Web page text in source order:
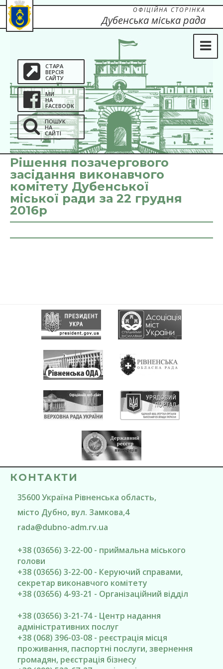
СТАРА
ВЕРСІЯ
САЙТУ
МИ
НА
FACEBOOK
ПОШУК
НА
САЙТІ
ОФІЦІЙНА СТОРІНКА
Дубенська міська рада
Рішення позачергового
засідання виконавчого
комітету Дубенської
міської ради за 22 грудня
2016р
КОНТАКТИ
35600Україна Рівненська область,
місто Дубно, вул. Замкова,4
rada@dubno-adm.rv.ua
+38 (03656) 3-22-00 - приймальна міського
голови
+38 (03656) 3-22-00 - Керуючий справами,
секретар виконавчого комітету
+38 (03656) 4-93-21 - Організаційний відділ
+38 (03656) 3-21-74 - Центр надання
адміністративних послуг
+38 (068) 396-03-08 - реєстрація місця
проживання, паспортні послуги, звернення
громадян, реєстрація бізнесу